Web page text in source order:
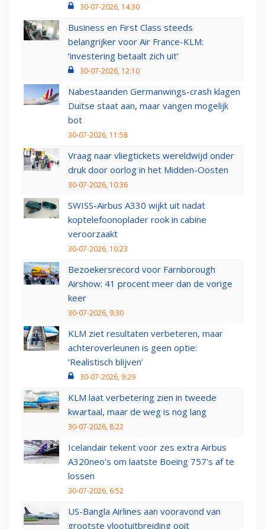
30-07-2026, 14:30
Business en First Class steeds
belangrijker voor Air France-KLM:
‘investering betaalt zich uit’
30-07-2026, 12:10
Nabestaanden Germanwings-crash klagen
Duitse staat aan, maar vangen mogelijk
bot
30-07-2026, 11:58
Vraag naar vliegtickets wereldwijd onder
druk door oorlog in het Midden-Oosten
30-07-2026, 10:36
SWISS-Airbus A330 wijkt uit nadat
koptelefoonoplader rook in cabine
veroorzaakt
30-07-2026, 10:23
Bezoekersrecord voor Farnborough
Airshow: 41 procent meer dan de vorige
keer
30-07-2026, 9:30
KLM ziet resultaten verbeteren, maar
achteroverleunen is geen optie:
‘Realistisch blijven’
30-07-2026, 9:29
KLM laat verbetering zien in tweede
kwartaal, maar de weg is nog lang
30-07-2026, 8:22
Icelandair tekent voor zes extra Airbus
A320neo's om laatste Boeing 757's af te
lossen
30-07-2026, 6:52
US-Bangla Airlines aan vooravond van
grootste vlootuitbreiding ooit